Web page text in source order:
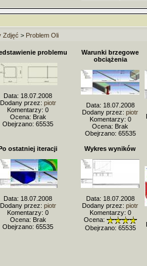
Zdjęć > Problem Oli
problemu
Data: 18.07.2008
Dodany przez: piotr
Komentarzy: 0
Ocena: Brak
Obejrzano: 65535
Warunki brzegowe
obciążenia
Data: 18.07.2008
Dodany przez: piotr
Komentarzy: 0
Ocena: Brak
Obejrzano: 65535
ostatniej iteracji
Data: 18.07.2008
Dodany przez: piotr
Komentarzy: 0
Ocena: Brak
Obejrzano: 65535
Wykres wyników
Data: 18.07.2008
Dodany przez: piotr
Komentarzy: 0
Ocena:
Obejrzano: 65535